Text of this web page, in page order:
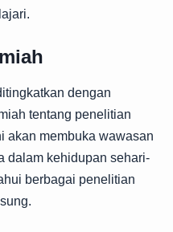
dengan
tentang penelitian
akan membuka wawasan
dalam kehidupan sehari-
berbagai penelitian